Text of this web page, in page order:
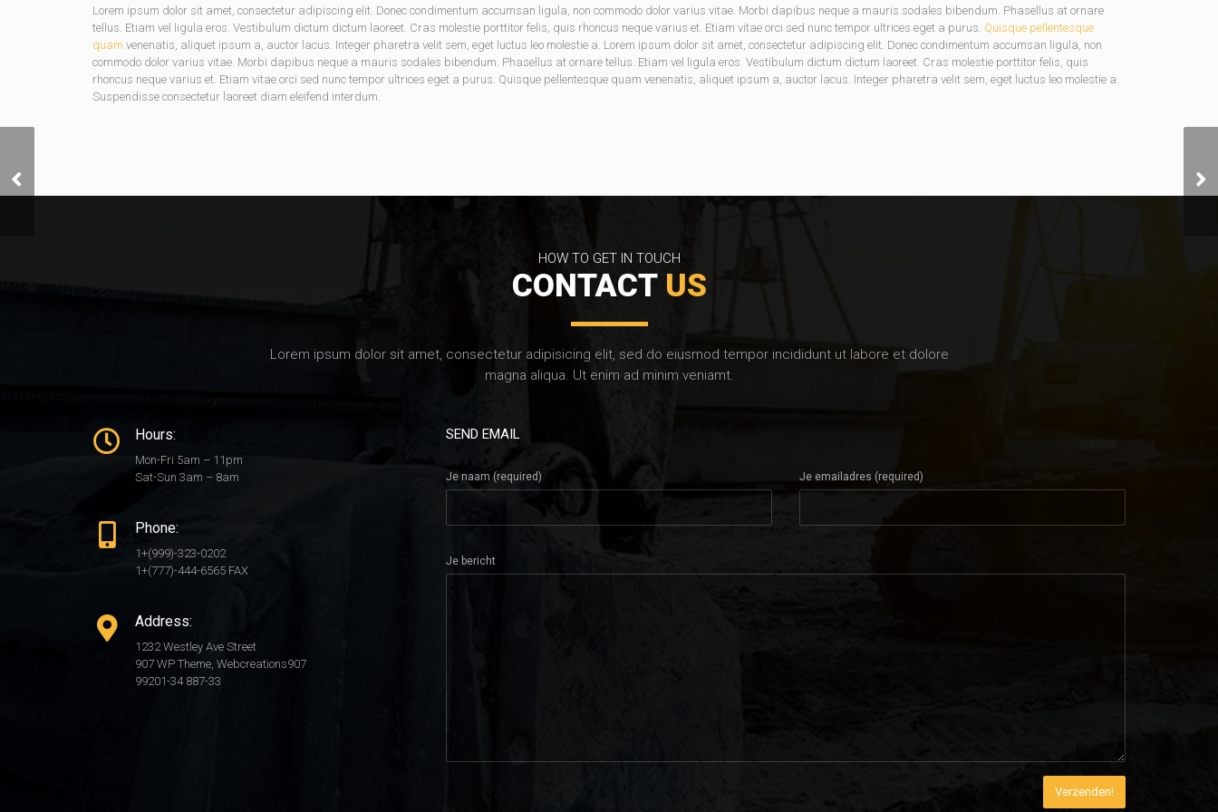
Lorem ipsum dolor sit amet, consectetur adipiscing elit. Donec condimentum accumsan ligula, non commodo dolor varius vitae. Morbi dapibus neque a mauris sodales bibendum. Phasellus at ornare
tellus. Etiam vel ligula eros. Vestibulum dictum dictum laoreet. Cras molestie porttitor felis, quis rhoncus neque varius et. Etiam vitae orci sed nunc tempor ultrices eget a purus. Quisque pellentesque
quam venenatis, aliquet ipsum a, auctor lacus. Integer pharetra velit sem, eget luctus leo molestie a. Lorem ipsum dolor sit amet, consectetur adipiscing elit. Donec condimentum accumsan ligula, non
commodo dolor varius vitae. Morbi dapibus neque a mauris sodales bibendum. Phasellus at ornare tellus. Etiam vel ligula eros. Vestibulum dictum dictum laoreet. Cras molestie porttitor felis, quis
rhoncus neque varius et. Etiam vitae orci sed nunc tempor ultrices eget a purus. Quisque pellentesque quam venenatis, aliquet ipsum a, auctor lacus. Integer pharetra velit sem, eget luctus leo molestie a.
Suspendisse consectetur laoreet diam eleifend interdum.
HOW TO GET IN TOUCH
CONTACT US
Lorem ipsum dolor sit amet, consectetur adipisicing elit, sed do eiusmod tempor incididunt ut labore et dolore
magna aliqua. Ut enim ad minim veniamt.
Hours:
Mon-Fri 5am – 11pm
Sat-Sun 3am – 8am
Phone:
1+(999)-323-0202
1+(777)-444-6565 FAX
Address:
1232 Westley Ave Street
907 WP Theme, Webcreations907
99201-34 887-33
SEND EMAIL
Je naam (required) Je emailadres (required)
Je bericht